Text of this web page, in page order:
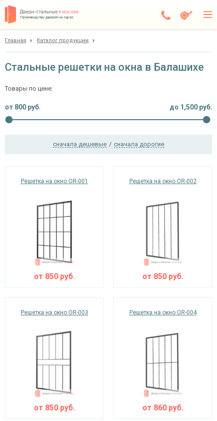
Производство дверей на заказ
Галерея
О компании
Контакты
Ежедневно с 08:00 до 24:00
+7 (495) 409-24-70
Главная Каталог продукции
Стальные решетки на окна в Балашихе
Товары по цене:
от 800 руб. до 1,500 руб.
сначала дешевые / сначала дорогие
Решетка на окно OR-001
от 850руб.
Решетка на окно OR-002
от 850руб.
Решетка на окно OR-003
от 850руб.
Решетка на окно OR-004
от 860руб.